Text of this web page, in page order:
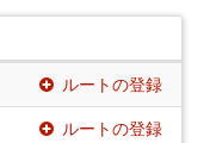
ルートの登録
ルートの登録